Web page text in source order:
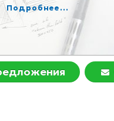
Подробнее...